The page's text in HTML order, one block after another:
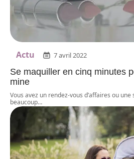
Actu 7 avril 2022
Se maquiller en cinq minutes
mine
Vous avez un rendez-vous d’affaires ou
beaucoup…